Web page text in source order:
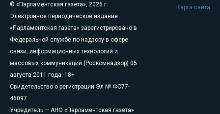
© «Парламентская газета», 2026 г.
Электронное периодическое издание
«Парламентская газета» зарегистрировано в
Федеральной службе по надзору в сфере
связи, информационных технологий и
массовых коммуникаций (Роскомнадзор) 05
августа 2011 года. 18+
Свидетельство о регистрации Эл № ФС77-
46097
Учредитель — АНО «Парламентская газета»
Карта сайта